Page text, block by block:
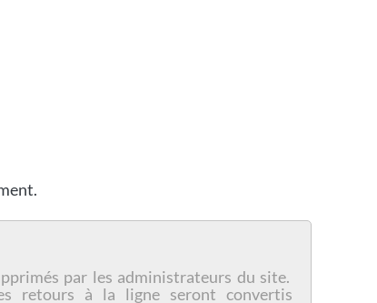
par les administrateurs du site.
retours à la ligne seront convertis